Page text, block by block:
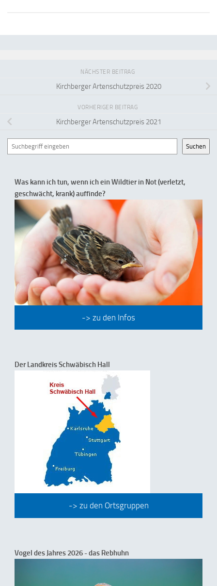
NÄCHSTER BEITRAG
Kirchberger Artenschutzpreis 2020
VORHERIGER BEITRAG
Kirchberger Artenschutzpreis 2021
Suchen Suchen
Was kann ich tun, wenn ich ein Wildtier in Not (verletzt,
geschwächt, krank) auffinde?
-> zu den Infos
Der Landkreis Schwäbisch Hall
-> zu den Ortsgruppen
Vogel des Jahres 2026 - das Rebhuhn